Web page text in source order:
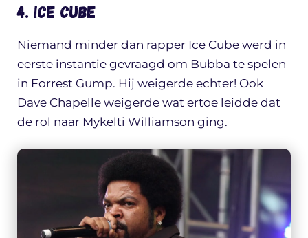
4. Ice Cube
Niemand minder dan rapper Ice Cube werd in
eerste instantie gevraagd om Bubba te spelen
in Forrest Gump. Hij weigerde echter! Ook
Dave Chapelle weigerde wat ertoe leidde dat
de rol naar Mykelti Williamson ging.